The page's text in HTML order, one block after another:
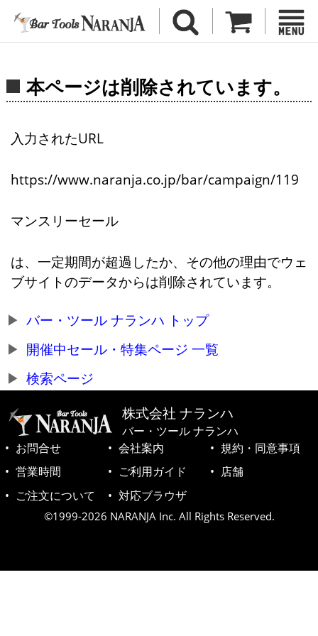
本ページは削除されています。
入力されたURL
https://www.naranja.co.jp/bar/campaign/119
マンスリーセール
は、一定期間が超過したか、その他の理由でウェ
ブサイトのデータからは削除されています。
バー・ツール ナランハ トップ
開催中セール・特集ページ 一覧
検索ページ
株式会社 ナランハ
バー・ツール ナランハ
お問合せ
会社案内
規約・同意事項
営業時間
ご利用ガイド
店舗
ご注文について
対応ブラウザ
©1999-2026 NARANJA Inc. All Rights Reserved.